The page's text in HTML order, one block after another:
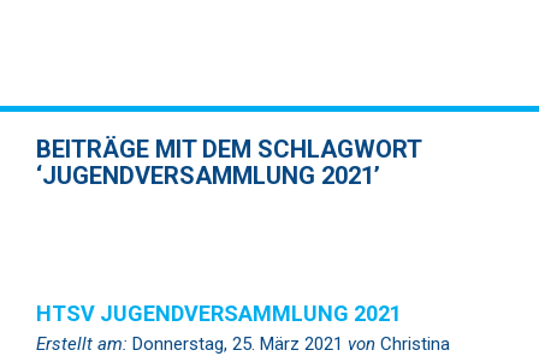
BEITRÄGE MIT DEM SCHLAGWORT
‘JUGENDVERSAMMLUNG 2021’
HTSV JUGENDVERSAMMLUNG 2021
Erstellt am: Donnerstag, 25. März 2021 von Christina